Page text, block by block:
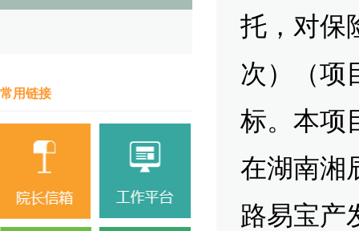
托，对保
次）（项
标。本项
在湖南湘
路易宝产
常用链接